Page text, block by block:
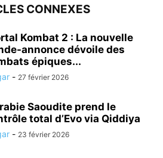
CONNEXES
Kombat 2 : La nouvelle
annonce dévoile des
épiques...
- 27 février 2026
Saoudite prend le
total d’Evo via Qiddiya
- 23 février 2026